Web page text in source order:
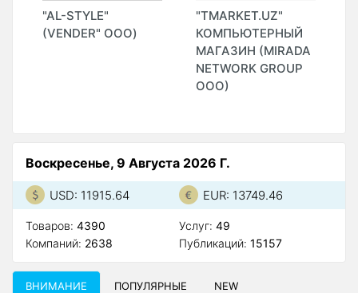
"AL-STYLE"
(VENDER" ООО)
"TMARKET.UZ"
КОМПЬЮТЕРНЫЙ
МАГАЗИН (MIRADA
NETWORK GROUP
ООО)
Воскресенье, 9 Августа 2026 Г.
USD: 11915.64 EUR: 13749.46
Товаров: 4390
Компаний: 2638
Услуг: 49
Публикаций: 15157
ВНИМАНИЕ ПОПУЛЯРНЫЕ NEW